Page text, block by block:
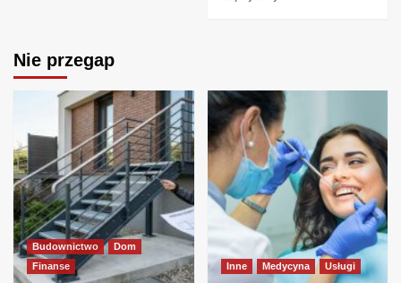
Nie przegap
Budownictwo
Dom
Finanse
Inne Medycyna Usługi